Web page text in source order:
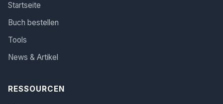
Startseite
Buch bestellen
Tools
News & Artikel
RESSOURCEN